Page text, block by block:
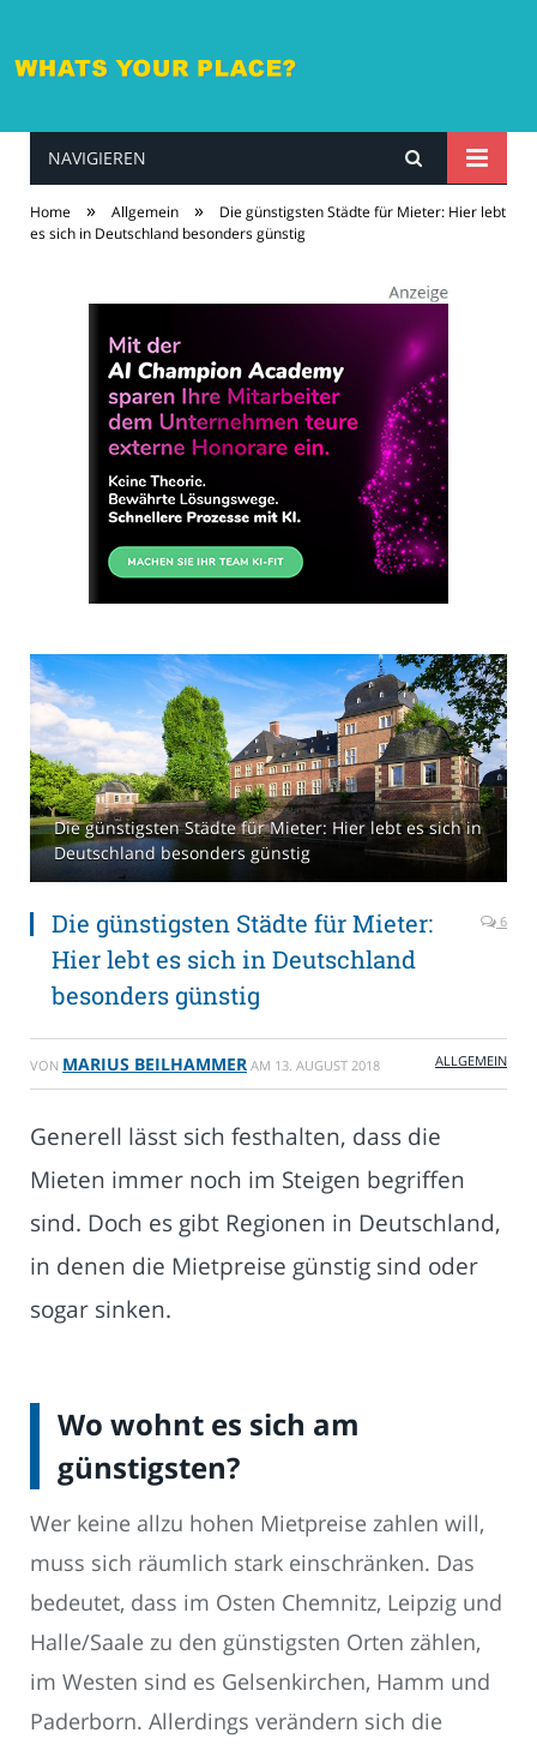
whatsyourplace.de
NAVIGIEREN
Home » Allgemein »
Die günstigsten Städte für Mieter: Hier lebt
es sich in Deutschland besonders günstig
Die günstigsten Städte für Mieter: Hier lebt es sich in
Deutschland besonders günstig
Die günstigsten Städte für Mieter:
Hier lebt es sich in Deutschland
besonders günstig
6
VON MARIUS BEILHAMMER AM 13. AUGUST 2018 ALLGEMEIN
Generell lässt sich festhalten, dass die
Mieten immer noch im Steigen begriffen
sind. Doch es gibt Regionen in Deutschland,
in denen die Mietpreise günstig sind oder
sogar sinken.
Wo wohnt es sich am
günstigsten?
Wer keine allzu hohen Mietpreise zahlen will,
muss sich räumlich stark einschränken. Das
bedeutet, dass im Osten Chemnitz, Leipzig und
Halle/Saale zu den günstigsten Orten zählen,
im Westen sind es Gelsenkirchen, Hamm und
Paderborn. Allerdings verändern sich die